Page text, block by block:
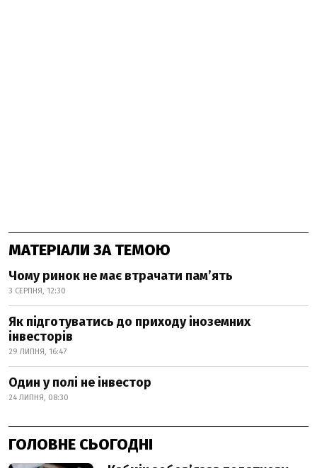
МАТЕРІАЛИ ЗА ТЕМОЮ
Чому ринок не має втрачати пам’ять
3 СЕРПНЯ, 12:30
Як підготуватись до приходу іноземних
інвесторів
29 ЛИПНЯ, 16:47
Один у полі не інвестор
24 ЛИПНЯ, 08:30
ГОЛОВНЕ СЬОГОДНІ